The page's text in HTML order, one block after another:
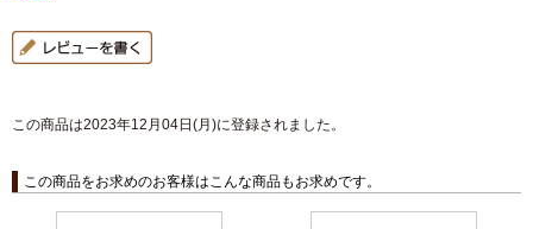
この商品は2023年12月04日(月)に登録されました。
この商品をお求めのお客様はこんな商品もお求めです。